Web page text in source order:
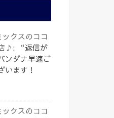
ックスのココ
♪ : “返信が
ンダナ早速ご
います！
ックスのココ